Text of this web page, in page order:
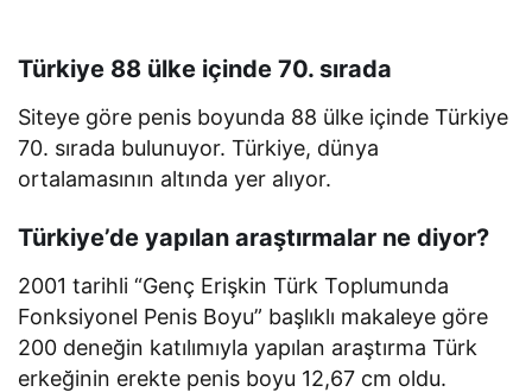
Türkiye 88 ülke içinde 70. sırada
Siteye göre penis boyunda 88 ülke içinde Türkiye
70. sırada bulunuyor. Türkiye, dünya
ortalamasının altında yer alıyor.
Türkiye’de yapılan araştırmalar ne diyor?
2001 tarihli “Genç Erişkin Türk Toplumunda
Fonksiyonel Penis Boyu” başlıklı makaleye göre
200 deneğin katılımıyla yapılan araştırma Türk
erkeğinin erekte penis boyu 12,67 cm oldu.